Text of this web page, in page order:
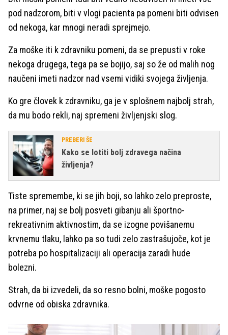
pod nadzorom, biti v vlogi pacienta pa pomeni biti odvisen
od nekoga, kar mnogi neradi sprejmejo.
Za moške iti k zdravniku pomeni, da se prepusti v roke
nekoga drugega, tega pa se bojijo, saj so že od malih nog
naučeni imeti nadzor nad vsemi vidiki svojega življenja.
Ko gre človek k zdravniku, ga je v splošnem najbolj strah,
da mu bodo rekli, naj spremeni življenjski slog.
PREBERI ŠE
Kako se lotiti bolj zdravega načina
življenja?
Tiste spremembe, ki se jih boji, so lahko zelo preproste,
na primer, naj se bolj posveti gibanju ali športno-
rekreativnim aktivnostim, da se izogne povišanemu
krvnemu tlaku, lahko pa so tudi zelo zastrašujoče, kot je
potreba po hospitalizaciji ali operacija zaradi hude
bolezni.
Strah, da bi izvedeli, da so resno bolni, moške pogosto
odvrne od obiska zdravnika.